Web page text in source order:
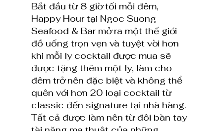
Bắt đầu từ 8 giờ tối mỗi đêm,
Happy Hour tại Ngoc Suong
Seafood & Bar mở ra một thế giới
đồ uống trọn vẹn và tuyệt vời hơn
khi mỗi ly cocktail được mua sẽ
được tặng thêm một ly, làm cho
đêm trở nên đặc biệt và không thể
quên với hơn 20 loại cocktail từ
classic đến signature tại nhà hàng.
Tất cả được làm nên từ đôi bàn tay